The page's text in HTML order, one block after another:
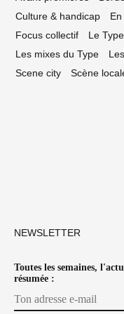
Culture & handicap
Focus collectif
Le
Les mixes du Type
Scene city
Scène
NEWSLETTER
Toutes les semaines,
résumée :